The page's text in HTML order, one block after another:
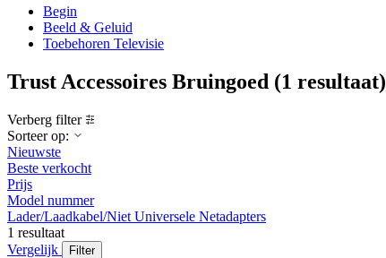
Begin
Beeld & Geluid
Toebehoren Televisie
Trust Accessoires Bruingoed (1 resultaat)
Verberg filter
Sorteer op:
Nieuwste
Beste verkocht
Prijs
Model nummer
Lader/Laadkabel/Niet Universele Netadapters
1 resultaat
Vergelijk
Filter